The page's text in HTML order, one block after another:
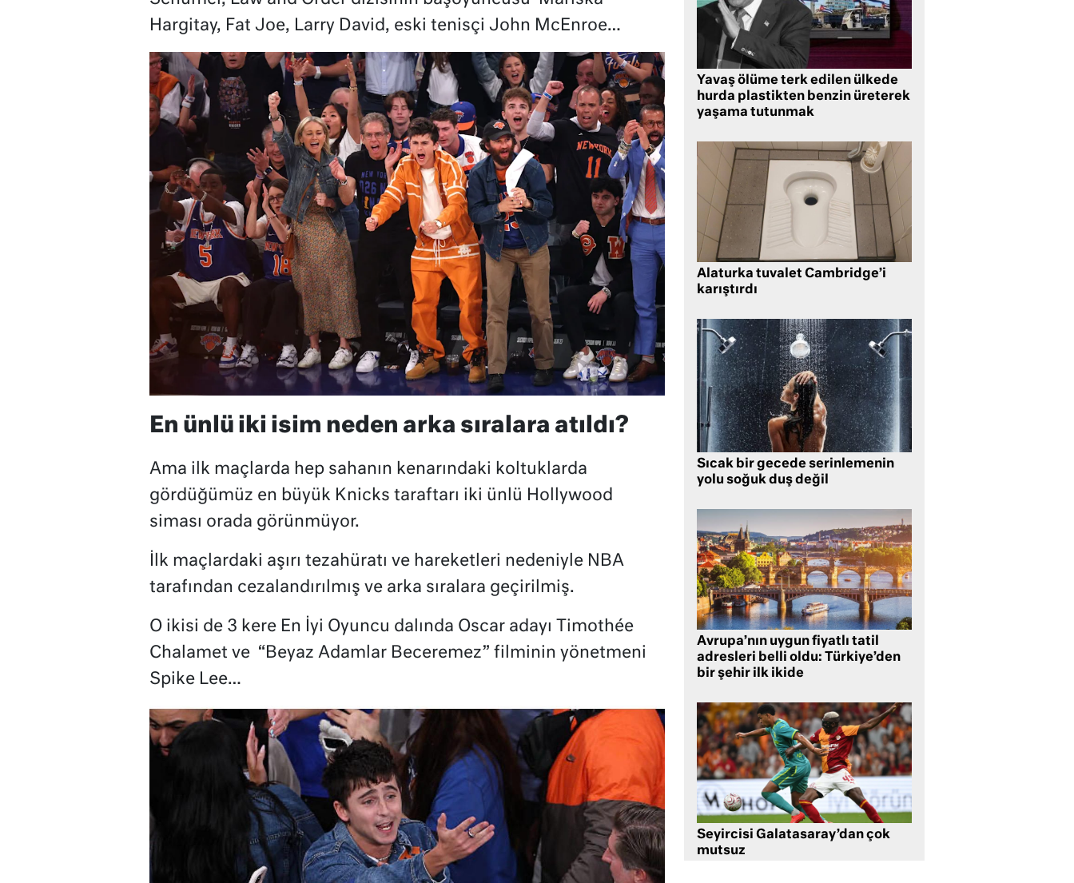
Hargitay, Fat Joe, Larry David, eski tenisçi John McEnroe…
En ünlü iki isim neden arka sıralara atıldı?
Ama ilk maçlarda hep sahanın kenarındaki koltuklarda
gördüğümüz en büyük Knicks taraftarı iki ünlü Hollywood
siması orada görünmüyor.
İlk maçlardaki aşırı tezahüratı ve hareketleri nedeniyle NBA
tarafından cezalandırılmış ve arka sıralara geçirilmiş.
O ikisi de 3 kere En İyi Oyuncu dalında Oscar adayı Timothée
Chalamet ve “Beyaz Adamlar Beceremez” filminin yönetmeni
Spike Lee…
Yavaş ölüme terk edilen ülkede
hurda plastikten benzin üreterek
yaşama tutunmak
Alaturka tuvalet Cambridge’i
karıştırdı
Sıcak bir gecede serinlemenin
yolu soğuk duş değil
Avrupa’nın uygun fiyatlı tatil
adresleri belli oldu: Türkiye’den
bir şehir ilk ikide
Seyircisi Galatasaray’dan çok
mutsuz